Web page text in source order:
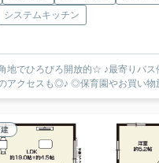
システムキッチン
地でひろびろ開放的☆ ♪最寄りバス
約3分で駅へのアクセスも◎♪ ◎保育園やお買